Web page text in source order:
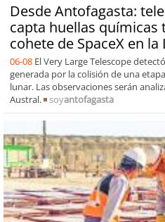
Desde Antofagasta:
capta huellas químicas
cohete de SpaceX en la
06-08 El Very Large Telescope
generada por la colisión de una
lunar. Las observaciones serán
Austral.
soyantofagasta